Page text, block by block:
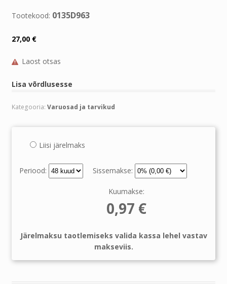
Tootekood: 0135D963
27,00 €
Laost otsas
Lisa võrdlusesse
Kategooria: Varuosad ja tarvikud
Liisi järelmaks
Periood: Sissemakse:
Kuumakse:
0,97 €
Järelmaksu taotlemiseks valida kassa lehel vastav
makseviis.